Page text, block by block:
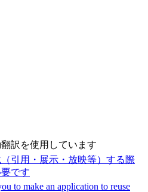
訳を使用しています
引用・展示・放映等）する際
です
to make an application to reuse